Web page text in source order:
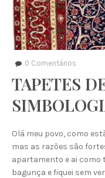
0 Comentários
TAPETES
Olá meu povo, como
mas as razões são
apartamento e ai como
bagunça e fiquei sem